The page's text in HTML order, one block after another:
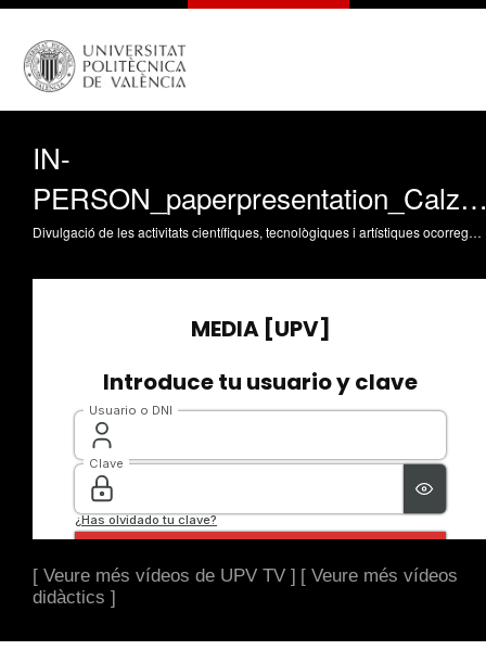
IN-
Divulgació de les activitats científiques, tecnològiques i artístiques ocorregudes en els tres campus de la UPV
[ Veure més vídeos de UPV TV ] [ Veure més vídeos
didàctics ]